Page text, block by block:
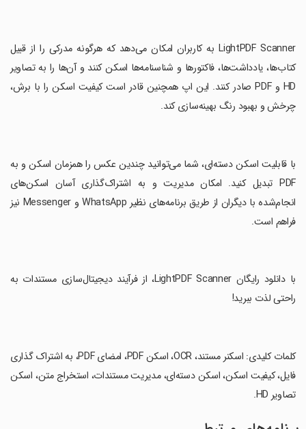
‏LightPDF Scanner به کاربران امکان می‌دهد که هرگونه مدرکی را از قبیل
کتاب‌ها، یادداشت‌ها، فاکتورها و شناسنامه‌ها اسکن کنند و آن‌ها را به تصاویر
HD و PDF صادر کنند. این اپ همچنین قادر است کیفیت اسکن را با برش،
چرخش و بهبود رنگ بهینه‌سازی کند.
‏با قابلیت اسکن دسته‌ای، شما می‌توانید چندین عکس را همزمان اسکن و به
PDF تبدیل کنید. امکان مدیریت و به اشتراک‌گذاری آسان اسکن‌های
انجام‌شده با دیگران از طریق برنامه‌های نظیر WhatsApp و Messenger نیز
فراهم است.
‏با دانلود رایگان LightPDF Scanner، از فرآیند دیجیتال‌سازی مستندات به
راحتی لذت ببرید!
‏کلمات کلیدی: اسکنر مستند، OCR، اسکن PDF، امضای PDF، به اشتراک گذاری
فایل، کیفیت اسکن، اسکن دسته‌ای، مدیریت مستندات، استخراج متن، اسکن
تصاویر HD.